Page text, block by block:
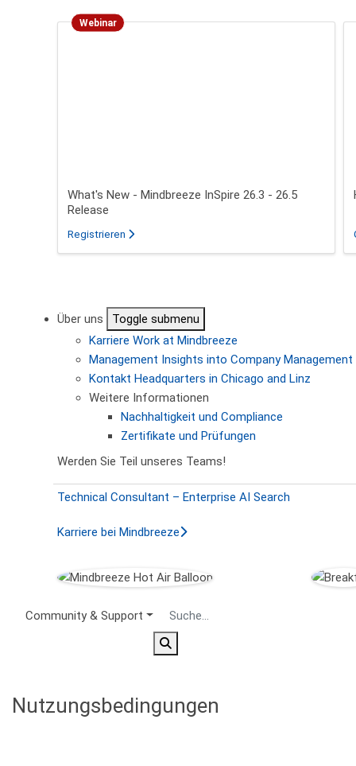
Webinar
What's New - Mindbreeze InSpire 26.3 - 26.5
Release
Registrieren für das Webinar über What's New - Mindbreeze
Über uns
Toggle submenu
Karriere Work at Mindbreeze
Management Insights into Company Management
Kontakt Headquarters in Chicago and Linz
Weitere Informationen
Nachhaltigkeit und Compliance
Zertifikate und Prüfungen
Werden Sie Teil unseres Teams!
Technical Consultant – Enterprise AI Search
Karriere bei Mindbreeze
Secondary Menu
Community & Support
Nutzungsbedingungen